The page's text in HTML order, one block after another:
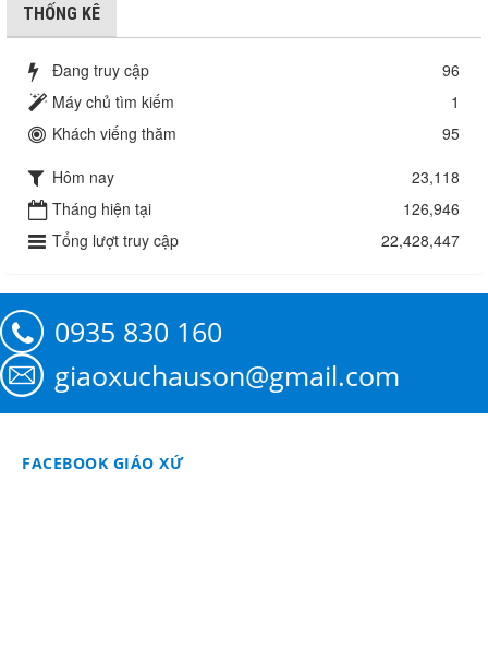
THỐNG KÊ
Đang truy cập
96
Máy chủ tìm kiếm
1
Khách viếng thăm
95
Hôm nay
23,118
Tháng hiện tại
126,946
Tổng lượt truy cập
22,428,447
0935 830 160
giaoxuchauson@gmail.com
FACEBOOK GIÁO XỨ